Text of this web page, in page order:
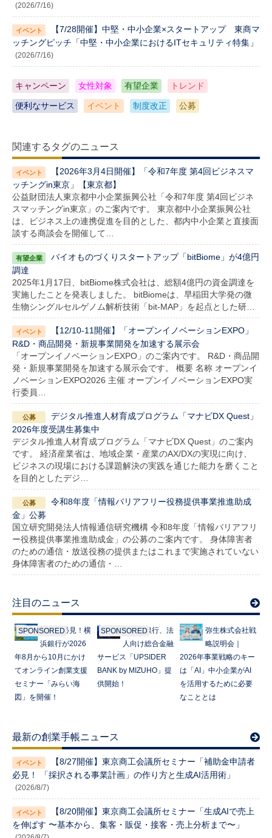
(2026/7/16)
【7/28開催】中堅・中小企業×スタートアップ 東商マ
ッチングピッチ「中堅・中小企業におけるITセキュリティ特集」
(2026/7/16)
キャンペーン 女性対象 有望企業 トレンド
便利なサービス イベント 制度改正 公募
関連するタグのニュース
【2026年3月4日開催】「令和7年度 第4回ビジネスマ
ッチングin東京」【東京都】
公益財団法人東京都中小企業振興公社「令和7年度 第4回ビジネ
スマッチングin東京」のご案内です。 東京都中小企業振興公社
は、ビジネス上の連携促進を目的とした、都内中小企業と直接面
談する商談会を開催して…
バイオものづくりスタートアップ「bitBiome」が4億円
調達
2025年1月17日、bitBiome株式会社は、総額4億円の資金調達を
実施したことを発表しました。 bitBiomeは、早稲田大学発の微
生物シングルセルゲノム解析技術「bit-MAP」を起点とした研…
【12/10-11開催】「オープンイノベーションEXPO」
R&D・商品開発・新規事業開発を加速する展示会
「オープンイノベーションEXPO」のご案内です。 R&D・商品開
発・新規事業開発を加速する展示会です。 概要 名称 オープンイ
ノベーションEXPO2026 主催 オープンイノベーションEXPO実
行委員…
デジタル推進人材育成プログラム「マナビDX Quest」
2026年度受講生募集中
デジタル推進人材育成プログラム「マナビDX Quest」のご案内
です。 経済産業省は、地域企業・産業のAX/DXの実現に向け、
ビジネスの現場における課題解決の実践を通じた能力を磨くこと
を目的としたデジ…
令和8年度「情報バリアフリー役務提供事業推進助成
金」公募
国立研究開発法人情報通信研究機構 令和8年度「情報バリアフリ
ー役務提供事業推進助成金」の公募のご案内です。 身体障害者
のための通信・放送役務の提供またはこれまで実施されていない
身体障害者のための通信・…
注目のニュース
SPONSORED起業家必見！横
浜銀行が2026
年8月から10月にかけ
てオンライン創業支援
セミナー「みらい海
図」を開催！
SPONSOREDみずほ銀行、法
人向け総合金融
サービス「UPSIDER
BANK by MIZUHO」提
供開始！
弥生株式会社戦
略説明会｜
2026年事業戦略のキー
は「AI」中小企業がAI
を活用するために必要
なこととは
最新の創業手帳ニュース
【8/27開催】東京商工会議所セミナー「補助金申請者
必見！ 「採択される事業計画」の作り方と生成AI活用術」
(2026/8/7)
【8/20開催】東京商工会議所セミナー「生成AIで売上
を伸ばす 〜基本から、集客・販促・接客・売上分析まで〜」